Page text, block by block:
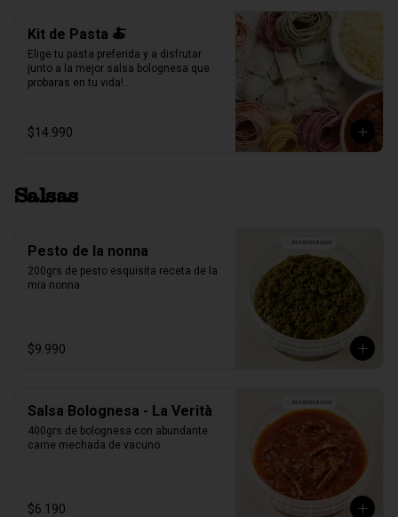
Kit de Pasta 🍝
Elige tu pasta preferida y a disfrutar
junto a la mejor salsa bolognesa que
probaras en tu vida!
400grs de bolognesa con abundante
carne mechada de vacuno.
$14.990
Salsas
Pesto de la nonna
200grs de pesto esquisita receta de la
mia nonna.
$9.990
Salsa Bolognesa - La Verità
400grs de bolognesa con abundante
carne mechada de vacuno.
$6.190